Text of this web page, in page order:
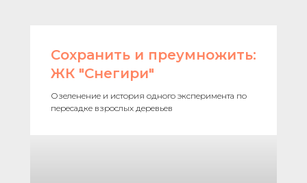
Сохранить и преумножить:
ЖК "Снегири"
Озеленение и история одного эксперимента по
пересадке взрослых деревьев